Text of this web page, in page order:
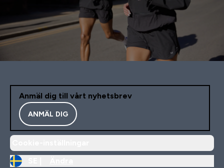
Anmäl dig till vårt nyhetsbrev
ANMÄL DIG